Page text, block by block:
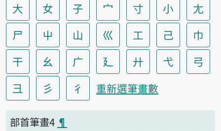
大
女 子 宀 寸 小
尢
尸
屮 山 巛 工 己
巾
干
幺 广 廴 廾 弋
弓
彐
彡 彳 重新選筆畫數
部首筆畫4 ¶